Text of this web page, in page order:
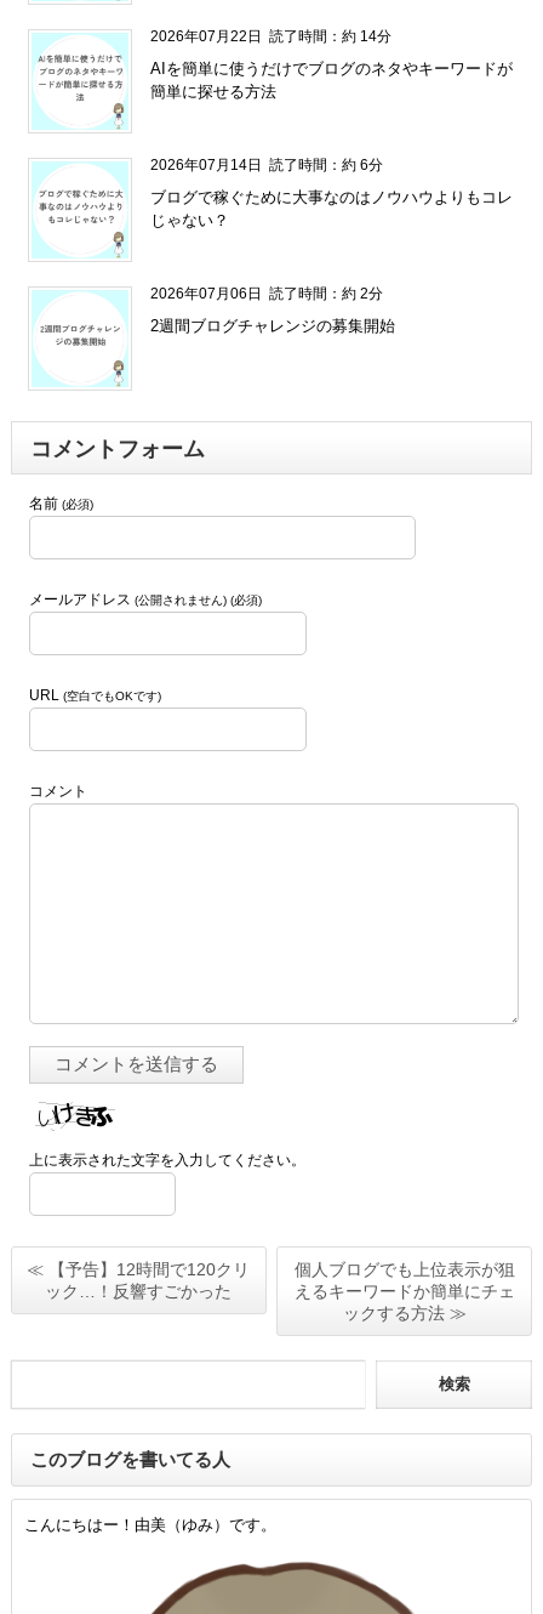
2026年07月22日 読了時間：約 14分
AIを簡単に使うだけでブログのネタやキーワードが
簡単に探せる方法
2026年07月14日 読了時間：約 6分
ブログで稼ぐために大事なのはノウハウよりもコレ
じゃない？
2026年07月06日 読了時間：約 2分
2週間ブログチャレンジの募集開始
コメントフォーム
名前 (必須)
メールアドレス (公開されません) (必須)
URL (空白でもOKです)
コメント
上に表示された文字を入力してください。
≪ 【予告】12時間で120クリ
ック…！反響すごかった
個人ブログでも上位表示が狙
えるキーワードか簡単にチェ
ックする方法 ≫
このブログを書いてる人
こんにちはー！由美（ゆみ）です。